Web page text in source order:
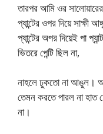
তারপর আমি ওর সালোয়ারের
প্যান্টের ওপর দিয়ে
প্যান্টের অপর দিয়েই পা
ভিতরে পেন্টি ছিল না,
নাহলে ঢুকতো না আঙুল।
তেমন করতে পারল না
না।